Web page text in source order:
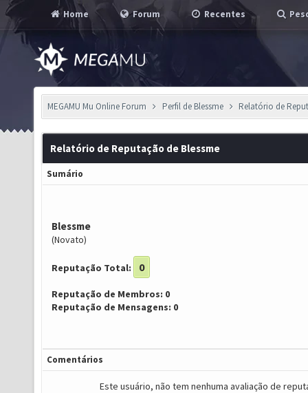
Home Forum Recentes
MEGAMU Mu Online Forum Perfil de Blessme Relatório de
Relatório de Reputação de Blessme
Sumário
Blessme
(Novato)
Reputação Total: 0
Reputação de Membros: 0
Reputação de Mensagens: 0
Comentários
Este usuário, não tem nenhuma avaliação de